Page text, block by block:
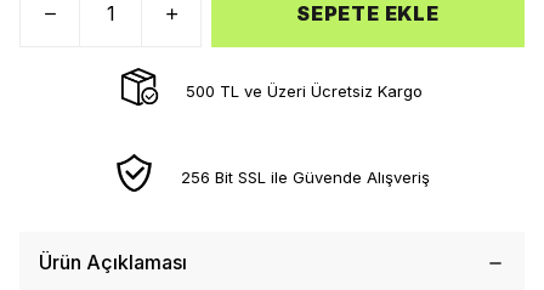
SEPETE EKLE
500 TL ve Üzeri Ücretsiz Kargo
256 Bit SSL ile Güvende Alışveriş
Ürün Açıklaması